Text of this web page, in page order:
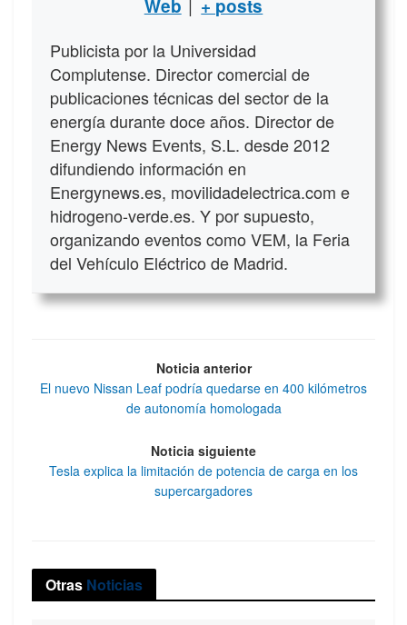
Web + posts
Publicista por la Universidad
Complutense. Director comercial de
publicaciones técnicas del sector de la
energía durante doce años. Director de
Energy News Events, S.L. desde 2012
difundiendo información en
Energynews.es, movilidadelectrica.com e
hidrogeno-verde.es. Y por supuesto,
organizando eventos como VEM, la Feria
del Vehículo Eléctrico de Madrid.
Noticia anterior
El nuevo Nissan Leaf podría quedarse en 400 kilómetros
de autonomía homologada
Noticia siguiente
Tesla explica la limitación de potencia de carga en los
supercargadores
Otras Noticias